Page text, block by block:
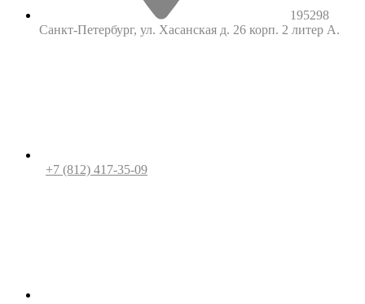
195298
Санкт-Петербург, ул. Хасанская д. 26 корп. 2 литер А.
+7 (812) 417-35-09